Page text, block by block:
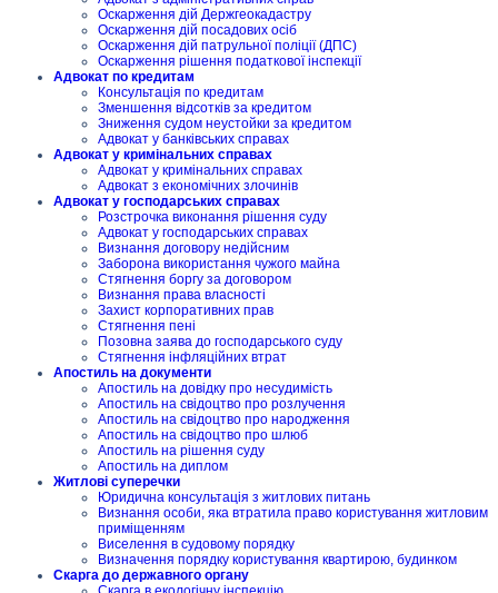
Оскарження дій Держгеокадастру
Оскарження дій посадових осіб
Оскарження дій патрульної поліції (ДПС)
Оскарження рішення податкової інспекції
Адвокат по кредитам
Консультація по кредитам
Зменшення відсотків за кредитом
Зниження судом неустойки за кредитом
Адвокат у банківських справах
Адвокат у кримінальних справах
Адвокат у кримінальних справах
Адвокат з економічних злочинів
Адвокат у господарських справах
Розстрочка виконання рішення суду
Адвокат у господарських справах
Визнання договору недійсним
Заборона використання чужого майна
Стягнення боргу за договором
Визнання права власності
Захист корпоративних прав
Стягнення пені
Позовна заява до господарського суду
Стягнення інфляційних втрат
Апостиль на документи
Апостиль на довідку про несудимість
Апостиль на свідоцтво про розлучення
Апостиль на свідоцтво про народження
Апостиль на свідоцтво про шлюб
Апостиль на рішення суду
Апостиль на диплом
Житлові суперечки
Юридична консультація з житлових питань
Визнання особи, яка втратила право користування житловим
приміщенням
Виселення в судовому порядку
Визначення порядку користування квартирою, будинком
Скарга до державного органу